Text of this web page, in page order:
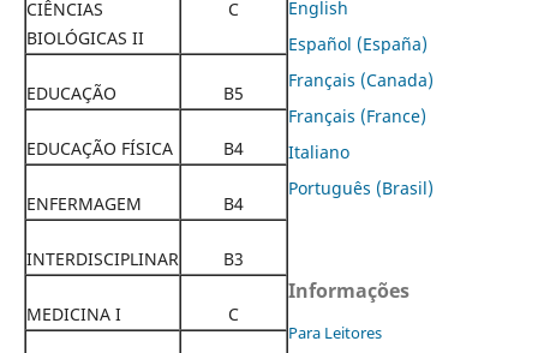
CIÊNCIAS
BIOLÓGICAS II
C
EDUCAÇÃO B5
EDUCAÇÃO FÍSICA B4
ENFERMAGEM B4
INTERDISCIPLINAR B3
MEDICINA I C
English
Español (España)
Français (Canada)
Français (France)
Italiano
Português (Brasil)
Informações
Para Leitores